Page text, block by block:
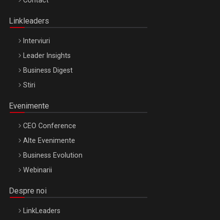
Linkleaders
Interviuri
Leader Insights
Business Digest
Stiri
Evenimente
CEO Conference
Alte Evenimente
Business Evolution
Webinarii
Despre noi
LinkLeaders